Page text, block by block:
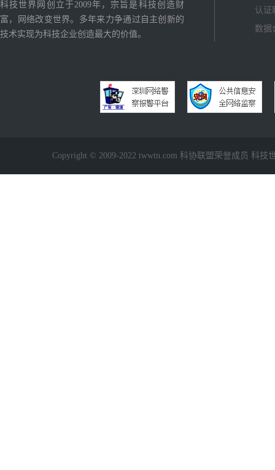
科技世界网创立于2009年，宗旨是科技创造财
富，网络改变世界。多年来力争通过自主创新的
技术实现为科技企业创造最大的价值。
认证
数据
Copyright © 2009-2022 twwtn.com 科协联盟荣誉成员 科